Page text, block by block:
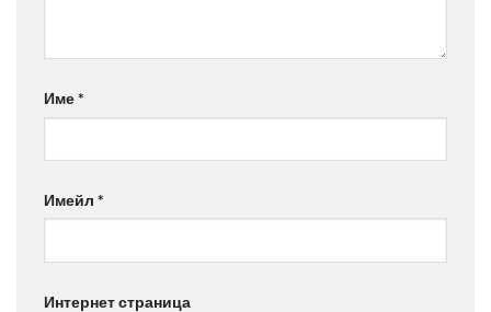
Име*
Имейл *
Интернет страница